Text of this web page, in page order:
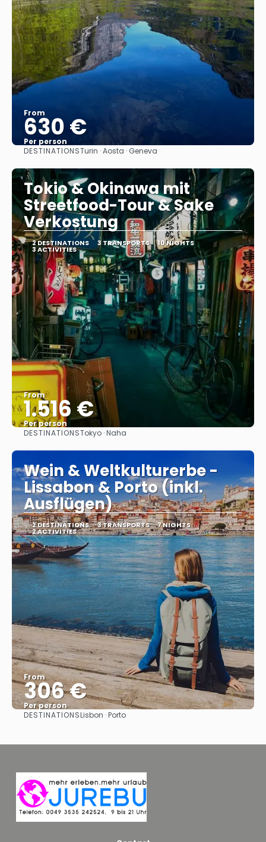
From
630 €
Per person
See
DESTINATIONSTurin · Aosta · Geneva
Tokio & Okinawa mit
Streetfood-Tour & Sake
Verkostung
2 DESTINATIONS 3 TRANSPORTS 10 NIGHTS
3 ACTIVITIES
From
1.516 €
Per person
See
DESTINATIONSTokyo · Naha
Wein & Weltkulturerbe -
Lissabon & Porto (inkl.
Ausflügen)
2 DESTINATIONS 3 TRANSPORTS 7 NIGHTS
2 ACTIVITIES
From
306 €
Per person
DESTINATIONSLisbon · Porto